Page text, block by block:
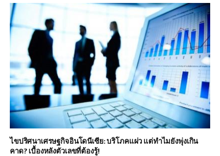
ไขปริศนาเศรษฐกิจอินโดนีเซีย: บริโภคแผ่ว แต่ทำไมยังพุ่งเกิน
คาด? เบื้องหลังตัวเลขที่ต้องรู้!